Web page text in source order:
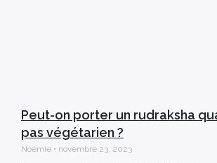
Peut-on porter un rudraksha
pas végétarien ?
Noémie novembre 23, 2023